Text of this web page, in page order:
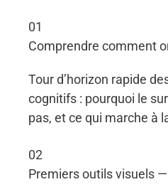
01
Comprendre comment
Tour d’horizon rapide
cognitifs : pourquoi le
pas, et ce qui marche à
02
Premiers outils visuels